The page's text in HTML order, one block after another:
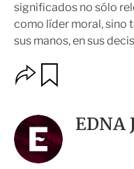
significados no sólo
como líder moral, sino
sus manos, en sus
O
p
n
e
s
a
r
EDNA